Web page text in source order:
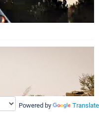
Powered by Translate